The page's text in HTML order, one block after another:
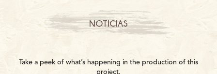
NOTICIAS
Take a peek of what’s happening in the production of this
project.